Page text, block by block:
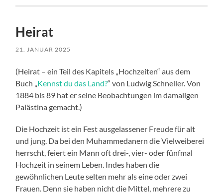
Heirat
21. JANUAR 2025
(Heirat – ein Teil des Kapitels „Hochzeiten“ aus dem
Buch „Kennst du das Land?“ von Ludwig Schneller. Von
1884 bis 89 hat er seine Beobachtungen im damaligen
Palästina gemacht.)
Die Hochzeit ist ein Fest ausgelassener Freude für alt
und jung. Da bei den Muhammedanern die Vielweiberei
herrscht, feiert ein Mann oft drei-, vier- oder fünfmal
Hochzeit in seinem Leben. Indes haben die
gewöhnlichen Leute selten mehr als eine oder zwei
Frauen. Denn sie haben nicht die Mittel, mehrere zu